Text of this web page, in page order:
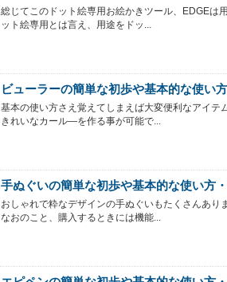
総じてこのドット絵専用お絵かきツール、EDGEは
ット絵専用とは言え、用途をドッ...
ビューラーの簡単な初歩や基本的な使い
基本の使い方さえ覚えてしまえば大変便利なアイテ
きれいなカール―を作る事が可能で...
手ぬぐいの簡単な初歩や基本的な使い方
おしゃれで粋なデザインの手ぬぐいもたくさんあ
なおのこと、購入するときには機能...